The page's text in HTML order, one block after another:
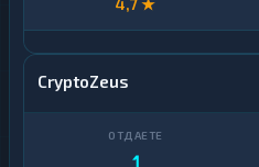
4,7 ★
CryptoZeus
1